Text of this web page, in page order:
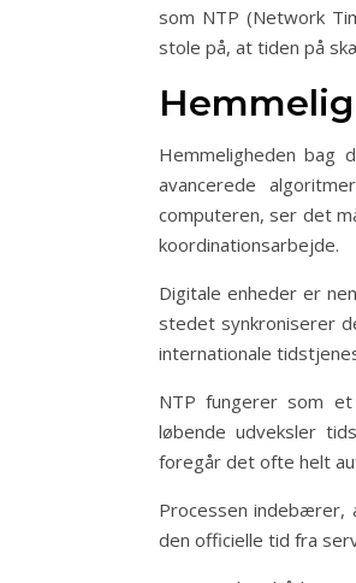
som NTP (Network
stole på, at tiden på
Hemmeligheden bag
avancerede
computeren, ser det
koordinationsarbejde.
Digitale enheder er
stedet synkroniserer
internationale
NTP fungerer som
løbende udveksler
foregår det ofte helt
Processen indebærer,
den officielle tid fra